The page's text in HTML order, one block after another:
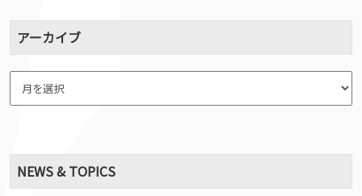
アーカイブ
NEWS & TOPICS